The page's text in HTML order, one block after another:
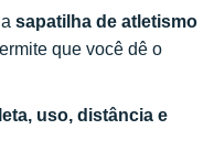
sapatilha de atletismo
que você dê o
uso, distância e